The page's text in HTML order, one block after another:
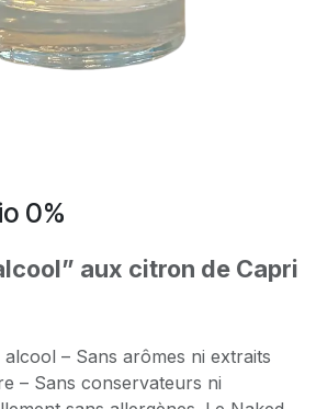
0%
aux citron de Capri
– Sans arômes ni extraits
– Sans conservateurs ni